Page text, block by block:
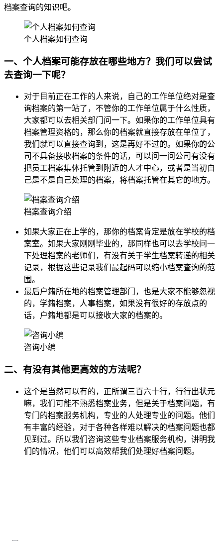
档案查询的知识吧。
个人档案如何查询
一、个人档案可能存放在哪些地方？我们可以尝试
去查询一下呢？
对于目前正在工作的人来说，自己的工作单位绝对是查
询档案的第一站了，不管你的工作单位属于什么性质，
大家都可以去相关部门问一下。如果你的工作单位具有
档案管理资格的，那么你的档案就直接存放在单位了，
我们就可以直接查询到，这是再好不过的。如果你的公
司不具备接收档案的条件的话，可以问一问公司有没有
把员工档案集体托管到附近的人才中心，或者是当初自
己是不是自己处理的档案，将档案托管在其它的地方。
档案查询介绍
如果大家正在上学的，那你的档案肯定是放在学校的档
案室。如果大家刚刚毕业的，那同样也可以去学校问一
下处理档案的老师们，有没有关于学生档案转递的相关
记录，根据这些记录我们最起码可以缩小档案查询的范
围。
最后户籍所在地的档案管理部门，也是大家不能够忽视
的，学籍档案，人事档案，如果没有很好的存放点的
话，户籍地都是可以接收大家的档案的。
咨询小编
二、有没有其他更高效的方法呢？
这个是当然可以有的，正所谓三百六十行，行行出状元
嘛，我们可能不熟悉档案业务，但是关于档案问题，有
专门的档案服务机构，专业的人处理专业的问题。他们
有丰富的经验，对于各种各样难以解决的档案问题也都
见到过。所以我们咨询这些专业档案服务机构，讲明我
们的情况，他们可以高效帮我们处理好档案问题。